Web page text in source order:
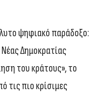
ψηφιακό παράδοξο:
Δημοκρατίας
του κράτους», το
τις πιο κρίσιμες